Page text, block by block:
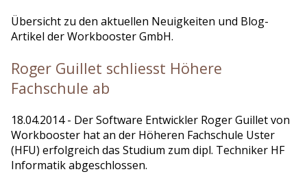
Übersicht zu den aktuellen Neuigkeiten und Blog-
Artikel der Workbooster GmbH.
Roger Guillet schliesst Höhere
Fachschule ab
18.04.2014- Der Software Entwickler Roger Guillet von
Workbooster hat an der Höheren Fachschule Uster
(HFU) erfolgreich das Studium zum dipl. Techniker HF
Informatik abgeschlossen.